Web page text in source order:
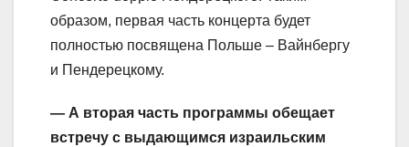
образом, первая часть концерта будет
полностью посвящена Польше – Вайнбергу
и Пендерецкому.
— А вторая часть программы обещает
встречу с выдающимся израильским